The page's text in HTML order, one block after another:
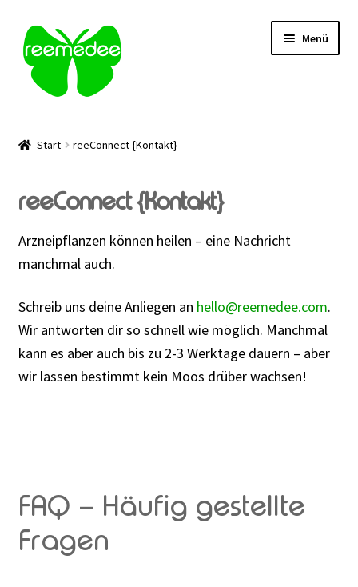
Zur
Navigation
springen
Zum
Inhalt
springen
Menü
Verabreichung
Sale
Kontakt | FAQ
Rabattaktion
Start reeConnect {Kontakt}
reeConnect {Kontakt}
Arzneipflanzen können heilen – eine Nachricht
manchmal auch.
Schreib uns deine Anliegen an hello@reemedee.com.
Wir antworten dir so schnell wie möglich. Manchmal
kann es aber auch bis zu 2-3 Werktage dauern – aber
wir lassen bestimmt kein Moos drüber wachsen!
FAQ – Häufig gestellte
Fragen